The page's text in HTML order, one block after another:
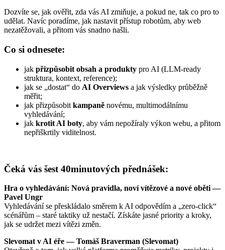
Dozvíte se, jak ověřit, zda vás AI zmiňuje, a pokud ne, tak co pro to
udělat. Navíc poradíme, jak nastavit přístup robotům, aby web
nezatěžovali, a přitom vás snadno našli.
Co si odnesete:
jak přizpůsobit obsah a produkty pro AI (LLM-ready
struktura, kontext, reference);
jak se „dostat“ do AI Overviews a jak výsledky průběžně
měřit;
jak přizpůsobit kampaně novému, multimodálnímu
vyhledávání;
jak krotit AI boty, aby vám nepožíraly výkon webu, a přitom
nepřiškrtily viditelnost.
Čeká vás šest 40minutových přednášek:
Hra o vyhledávání: Nová pravidla, noví vítězové a nové oběti —
Pavel Ungr
Vyhledávání se přeskládalo směrem k AI odpovědím a „zero-click“
scénářům – staré taktiky už nestačí. Získáte jasné priority a kroky,
jak se udržet mezi vítězi změn.
Slevomat v AI éře — Tomáš Braverman (Slevomat)